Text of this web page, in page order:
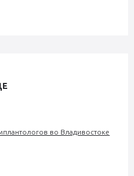
во Владивостоке